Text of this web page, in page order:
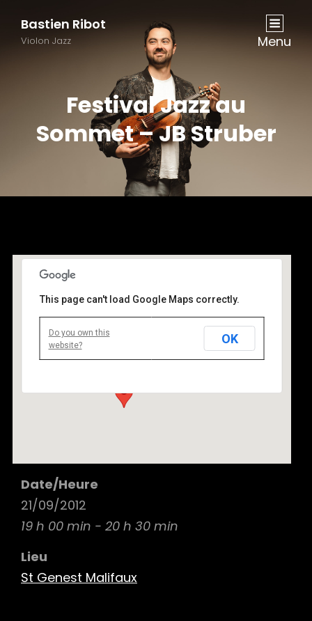
Bastien Ribot
Violon Jazz Menu
Festival Jazz au
Sommet – JB Struber
St Genest Malifaux
42660 - St Genest Malifaux
This page can't load Google Maps correctly.
Do you own this
website?
OK
Date/Heure
21/09/2012
19 h 00 min - 20 h 30 min
Lieu
St Genest Malifaux